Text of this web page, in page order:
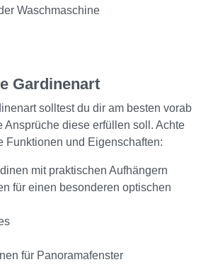
Waschmaschine
Gardinenart
solltest du dir am besten vorab
Ansprüche diese erfüllen soll. Achte
Funktionen und Eigenschaften:
mit praktischen Aufhängern
für einen besonderen optischen
für Panoramafenster